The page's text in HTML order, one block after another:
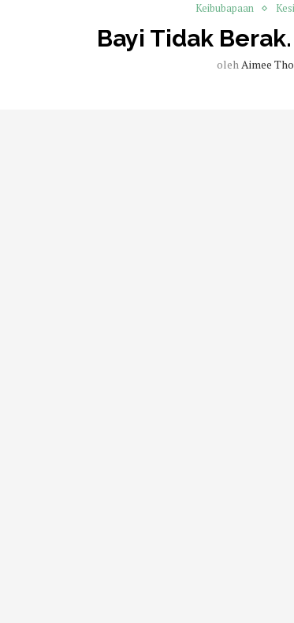
Keibubapaan
Bayi Tidak
olehAimee